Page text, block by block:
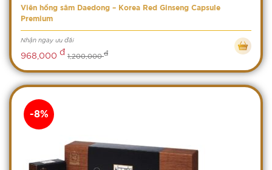
Viên hồng sâm Daedong – Korea Red Ginseng Capsule
Premium
Nhận ngay ưu đãi
968,000 đ 1,200,000đ
-8%